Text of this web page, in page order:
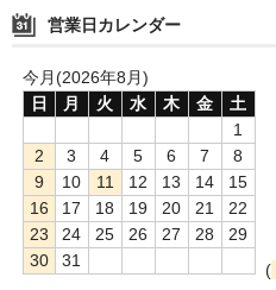
営業日カレンダー
今月(2026年8月)
日
月 火 水 木 金
土
1
2
3 4 5 6 7
8
9
10 11 12 13 14
15
16
17 18 19 20 21
22
23
24 25 26 27 28
29
30
31
(